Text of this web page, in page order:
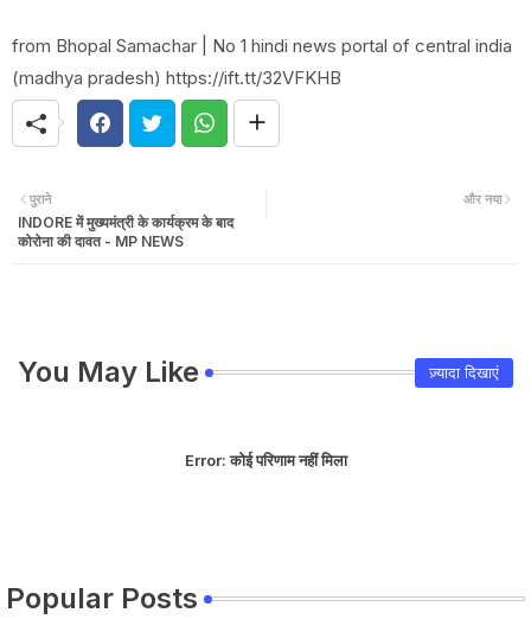
from Bhopal Samachar | No 1 hindi news portal of central india
(madhya pradesh) https://ift.tt/32VFKHB
और नया
पुराने
INDORE में मुख्यमंत्री के कार्यक्रम के बाद
कोरोना की दावत - MP NEWS
You May Like ज़्यादा दिखाएं
Error:कोई परिणाम नहीं मिला
Popular Posts